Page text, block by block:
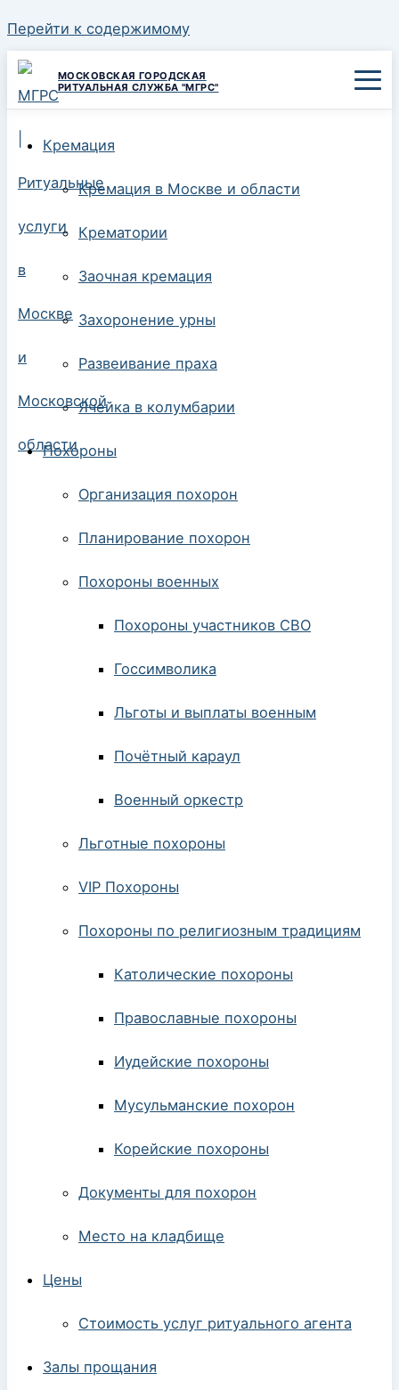
Перейти к содержимому
МОСКОВСКАЯ ГОРОДСКАЯ
РИТУАЛЬНАЯ СЛУЖБА "МГРС"
Кремация
Кремация в Москве и области
Крематории
Заочная кремация
Захоронение урны
Развеивание праха
Ячейка в колумбарии
Похороны
Организация похорон
Планирование похорон
Похороны военных
Похороны участников СВО
Госсимволика
Льготы и выплаты военным
Почётный караул
Военный оркестр
Льготные похороны
VIP Похороны
Похороны по религиозным традициям
Католические похороны
Православные похороны
Иудейские похороны
Мусульманские похорон
Корейские похороны
Документы для похорон
Место на кладбище
Цены
Стоимость услуг ритуального агента
Залы прощания